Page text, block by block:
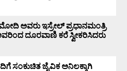
ಮೋದಿ ಅವರು ಇಸ್ರೇಲ್ ಪ್ರಧಾನಮಂತ್ರಿ
ದೂರವಾಣಿ ಕರೆ ಸ್ವೀಕರಿಸಿದರು
ಸಂಕುಚಿತ ಜೈವಿಕ ಅನಿಲಕ್ಕಾಗಿ